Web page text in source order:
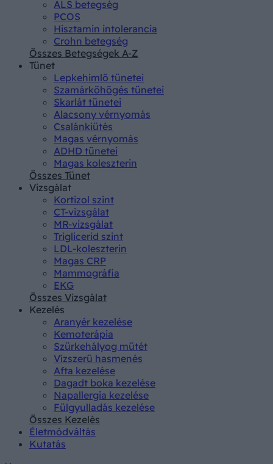
ALS betegség
PCOS
Hisztamin intolerancia
Crohn betegség
Összes Betegségek A-Z
Tünet
Lepkehimlő tünetei
Szamárköhögés tünetei
Skarlát tünetei
Alacsony vérnyomás
Csalánkiütés
Magas vérnyomás
ADHD tünetei
Magas koleszterin
Összes Tünet
Vizsgálat
Kortizol szint
CT-vizsgálat
MR-vizsgálat
Triglicerid szint
LDL-koleszterin
Magas CRP
Mammográfia
EKG
Összes Vizsgálat
Kezelés
Aranyér kezelése
Kemoterápia
Szürkehályog műtét
Vízszerű hasmenés
Afta kezelése
Dagadt boka kezelése
Napallergia kezelése
Fülgyulladás kezelése
Összes Kezelés
Életmódváltás
Kutatás